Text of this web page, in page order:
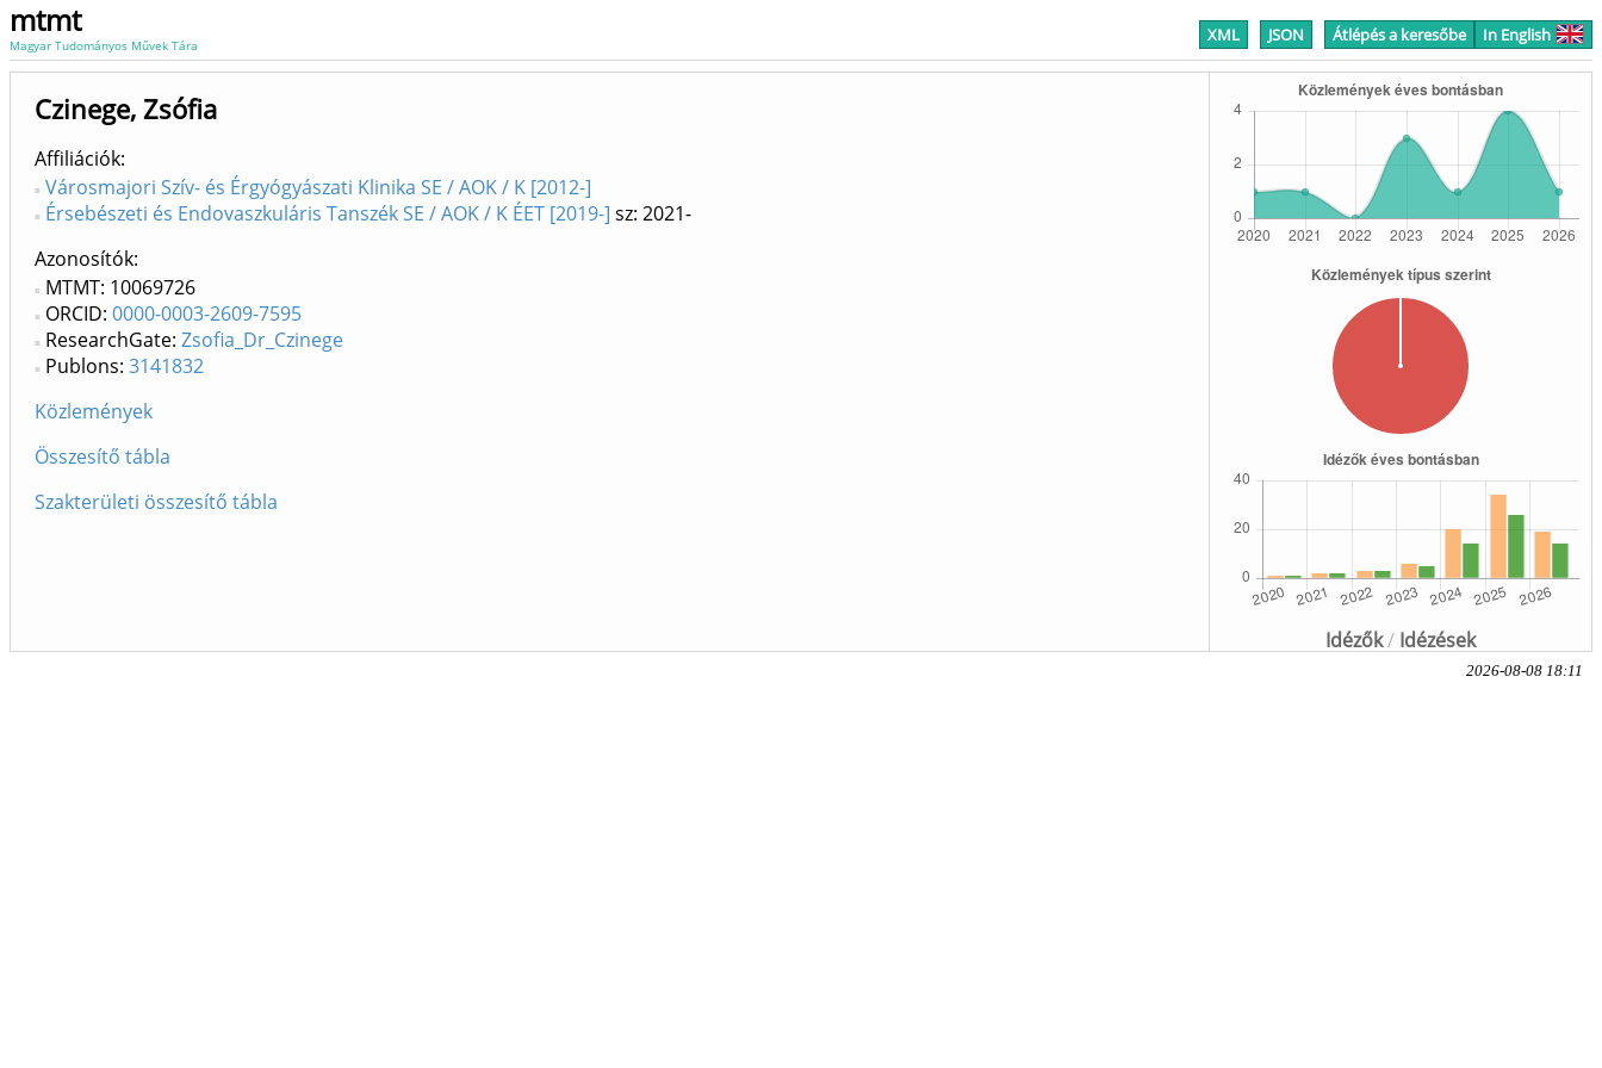
mtmt
Magyar Tudományos Művek Tára XML JSON Átlépés a keresőbe In English
Idézők/ Idézések
Czinege, Zsófia
Affiliációk
Városmajori Szív- és Érgyógyászati Klinika SE / AOK / K [2012-]
Érsebészeti és Endovaszkuláris Tanszék SE / AOK / K ÉET [2019-] sz: 2021-
Azonosítók
MTMT: 10069726
ORCID: 0000-0003-2609-7595
ResearchGate: Zsofia_Dr_Czinege
Publons: 3141832
Közlemények
Összesítő tábla
Szakterületi összesítő tábla
2026-08-08 18:11